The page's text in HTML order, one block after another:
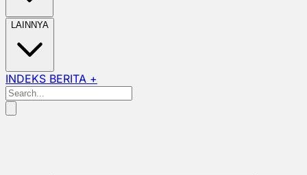
LAINNYA
INDEKS BERITA +